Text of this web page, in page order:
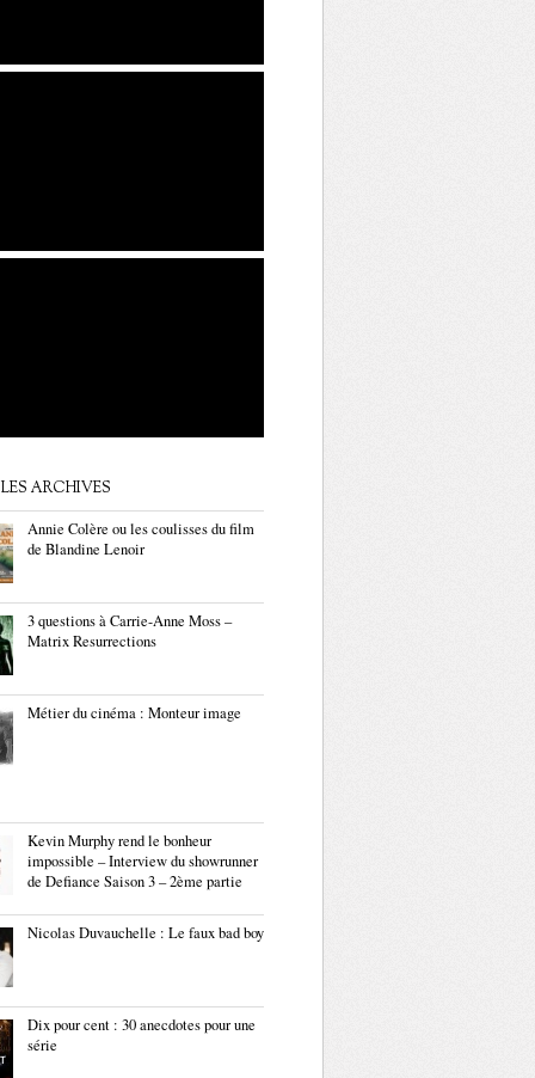
ARCHIVES
Annie Colère ou les coulisses du film
de Blandine Lenoir
3 questions à Carrie-Anne Moss –
Matrix Resurrections
Métier du cinéma : Monteur image
Kevin Murphy rend le bonheur
impossible – Interview du showrunner
de Defiance Saison 3 – 2ème partie
Nicolas Duvauchelle : Le faux bad boy
Dix pour cent : 30 anecdotes pour une
série